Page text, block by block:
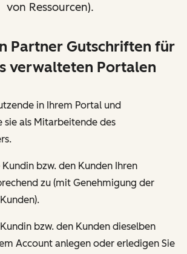
von Ressourcen).
Partner Gutschriften für
verwalteten Portalen
in Ihrem Portal und
sie als Mitarbeitende des
Kundin bzw. den Kunden Ihren
zu (mit Genehmigung der
bzw. den Kunden dieselben
Account anlegen oder erledigen Sie